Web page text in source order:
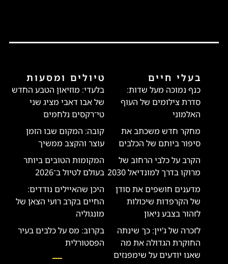
בעלי חיים
כנף נמוכה מעל שדות:
סדרת צילומים של העוף
האלמוני
מחקר חדש משכתב את
סיפור ביותם של הכלבים
הקרב על כלבי הרחוב של
מרוקו בדרך למונדיאל 2030
מדענים חושפים את סודן
של הקרפדות שיכולות
לזהור בצבע ניאון
לזכרה של ג'יין: כך שינתה
החוקרת הגדולה את מה
שאנו יודעים על שימפנזים
טיולים ומסעות
בלעדי: מוזיאון הטבע החדש
של אבו דאבי מציג שני
טי־רקסים נלחמים
קובה: המקום שבו הזמן
עוצר והקצב ממשיך
המקומות הטובים ביותר
בעולם לטיול ב־2026
היכן שהאיילים נודדים:
החיים בקרב רועי הצאן של
מונגוליה
בקרוב: מס על כלבים בעיר
הפסטורלית